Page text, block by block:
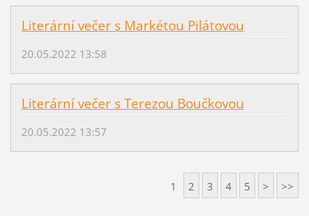
Literární večer s Markétou Pilátovou
20.05.2022 13:58
Literární večer s Terezou Boučkovou
20.05.2022 13:57
1 2 3 4 5 > >>